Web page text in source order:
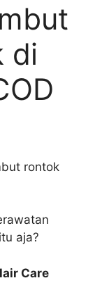
di
rontok
aja?
Care